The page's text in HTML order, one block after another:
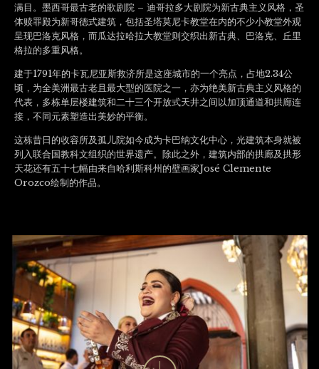
满目。墨西哥最古老的歌剧院 – 迪哥拉多大剧院为新古典主义风格，圣
体赎罪殿为新哥德式建筑，包括圣塔莫尼卡教堂在内的不少小教堂外观
呈现巴洛克风格，而瓜达拉哈拉大教堂则交织出新古典、巴洛克、丘里
格拉的多重风格。
建于1791年的卡瓦尼亚斯救济所是这座城市的一个亮点，占地2.34公
顷，为全美洲最古老且最大型的医院之一，亦为绝美新古典主义风格的
代表，多栋单层楼建筑和二十三个开放式天井之间以加顶通道和拱廊连
接，不同元素塑造出美妙的平衡。
这栋昔日的收容所及孤儿院如今成为卡巴纳文化中心，光建筑本身就被
列入联合国教科文组织的世界遗产。除此之外，建筑内部的拱廊及拱形
天花还有五十七幅由来自哈利斯科州的壁画家José Clemente
Orozco绘制的作品。